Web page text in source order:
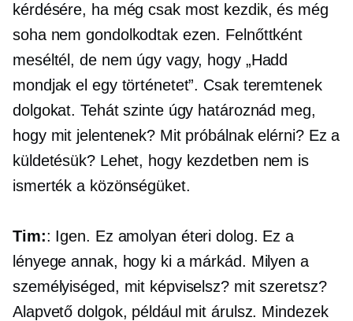
kérdésére, ha még csak most kezdik, és még
soha nem gondolkodtak ezen. Felnőttként
meséltél, de nem úgy vagy, hogy „Hadd
mondjak el egy történetet”. Csak teremtenek
dolgokat. Tehát szinte úgy határoznád meg,
hogy mit jelentenek? Mit próbálnak elérni? Ez a
küldetésük? Lehet, hogy kezdetben nem is
ismerték a közönségüket.
Tim:: Igen. Ez amolyan éteri dolog. Ez a
lényege annak, hogy ki a márkád. Milyen a
személyiséged, mit képviselsz? mit szeretsz?
Alapvető dolgok, például mit árulsz. Mindezek